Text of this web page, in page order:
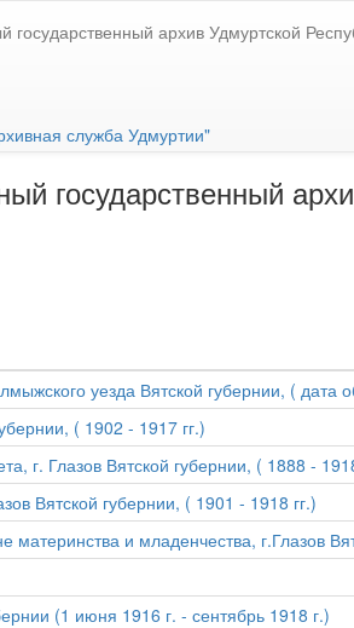
архив Удмуртской
служба Удмуртии"
государственный
уезда Вятской губернии, ( дата
( 1902 - 1917 гг.)
г. Глазов Вятской губернии, ( 1888 -
Вятской губернии, ( 1901 - 1918 гг.)
и младенчества, г.Глазов
(1 июня 1916 г. - сентябрь 1918 г.)